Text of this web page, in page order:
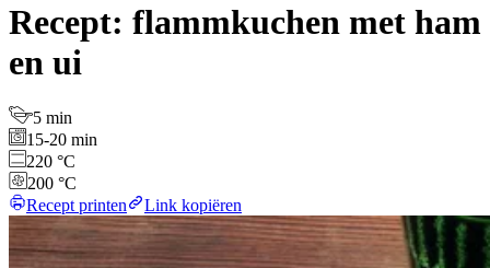
Recept: flammkuchen met ham
en ui
5 min
15-20 min
220 °C
200 °C
Recept printen
Link kopiëren